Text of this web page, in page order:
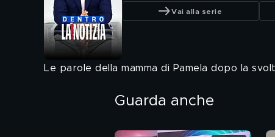
Vai alla serie
Le parole della mamma di Pamela dopo la
Guarda anche